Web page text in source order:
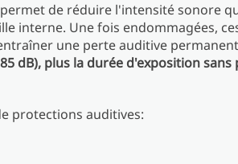
de réduire l'intensité sonore
interne. Une fois endommagées,
une perte auditive
dB), plus la durée d'exposition
protections auditives: